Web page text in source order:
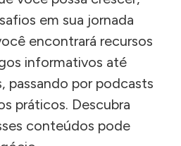
em sua jornada
encontrará recursos
informativos até
passando por podcasts
práticos. Descubra
conteúdos pode